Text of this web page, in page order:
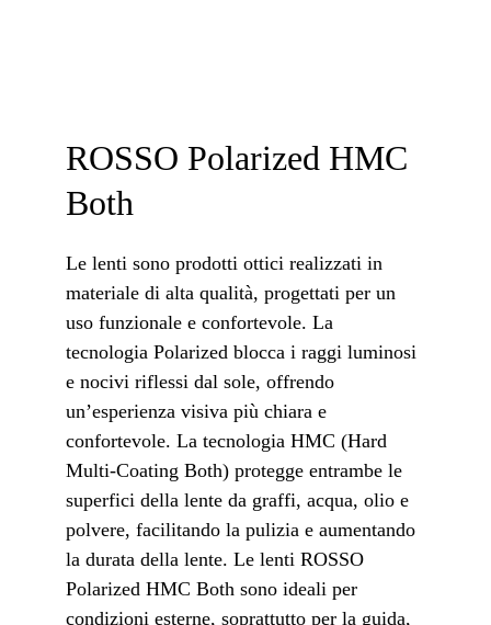
Le lenti sono prodotti ottici realizzati in
materiale di alta qualità, progettati per un
uso funzionale e confortevole. La
tecnologia Polarized blocca i raggi luminosi
e nocivi riflessi dal sole, offrendo
un’esperienza visiva più chiara e
confortevole. La tecnologia HMC (Hard
Multi-Coating Both) protegge entrambe le
superfici della lente da graffi, acqua, olio e
polvere, facilitando la pulizia e aumentando
la durata della lente. Le lenti ROSSO
Polarized HMC Both sono ideali per
condizioni esterne, soprattutto per la guida,
ROSSO Polarized HMC
Both